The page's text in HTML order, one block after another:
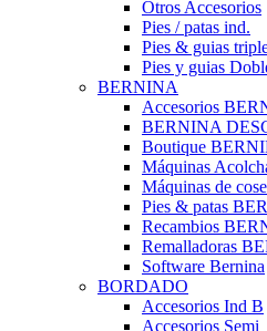
Otros Accesorios
Pies / patas ind.
Pies & guias
Pies y guias
BERNINA
Accesorios
BERNINA
Boutique
Máquinas
Máquinas de
Pies & patas
Recambios
Remalladoras
Software Bernina
BORDADO
Accesorios Ind B
Accesorios Semi